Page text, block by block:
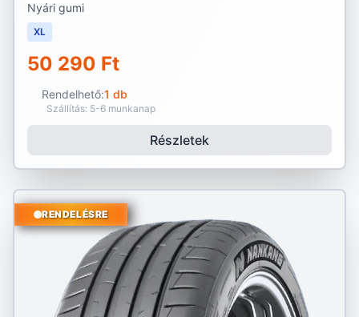
Nyári gumi
XL
50 290 Ft
Rendelhető:1 db
Szállítás: 5-6 munkanap
Részletek
RENDELÉSRE